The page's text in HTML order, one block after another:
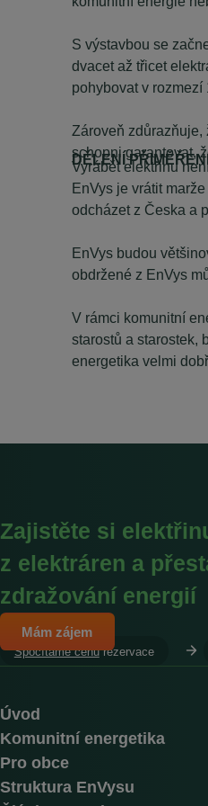
S výstavbou se
dvacet až třicet
pohybovat v
Zároveň zdůrazňuje,
schopni garantovat,
DĚLENÍ
Vyrábět elektřinu
EnVys je vrátit
odcházet z Česka a
EnVys budou
obdržené z EnVys
V rámci komunitní
starostů a starostek,
energetika velmi
Zajistěte si
z elektráren a
zdražování energií
Mám zájem
Spočítáme cenurezervace
Úvod
Komunitní energetika
Pro obce
Struktura EnVysu